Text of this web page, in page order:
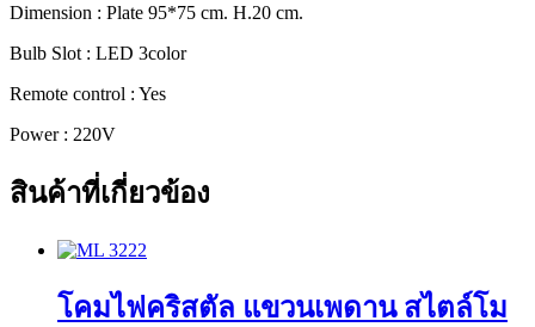
Dimension : Plate 95*75 cm. H.20 cm.
Bulb Slot : LED 3color
Remote control : Yes
Power : 220V
สินค้าที่เกี่ยวข้อง
โคมไฟคริสตัล แขวนเพดาน สไตล์โม